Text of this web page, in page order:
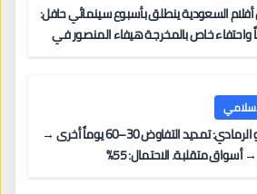
السعودية ينطلق بأسبوع سينمائي حافل:
واحتفاء خاص بالمخرجة هيفاء المنصور في
السيناريو الرمادي: تمديد التفاوض 30–60 يوماً أخرى →
متقلبة. الاحتمال: 55%